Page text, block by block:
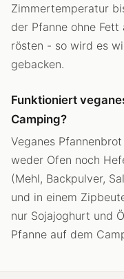
Zimmertemperatur
der Pfanne ohne
rösten - so wird es
gebacken.
Funktioniert
Camping?
Veganes
weder Ofen noch
(Mehl, Backpulver,
und in einem
nur Sojajoghurt und
Pfanne auf dem